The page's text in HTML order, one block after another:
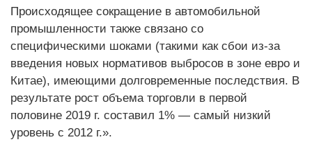
Происходящее сокращение в автомобильной
промышленности также связано со
специфическими шоками (такими как сбои из-за
введения новых нормативов выбросов в зоне евро и
Китае), имеющими долговременные последствия. В
результате рост объема торговли в первой
половине 2019 г. составил 1% — самый низкий
уровень с 2012 г.».